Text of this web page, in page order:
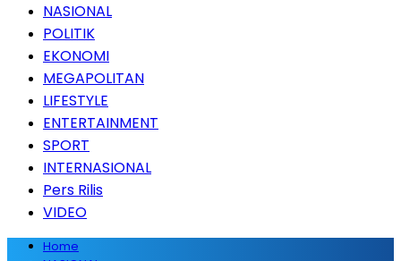
NASIONAL
POLITIK
EKONOMI
MEGAPOLITAN
LIFESTYLE
ENTERTAINMENT
SPORT
INTERNASIONAL
Pers Rilis
VIDEO
Home